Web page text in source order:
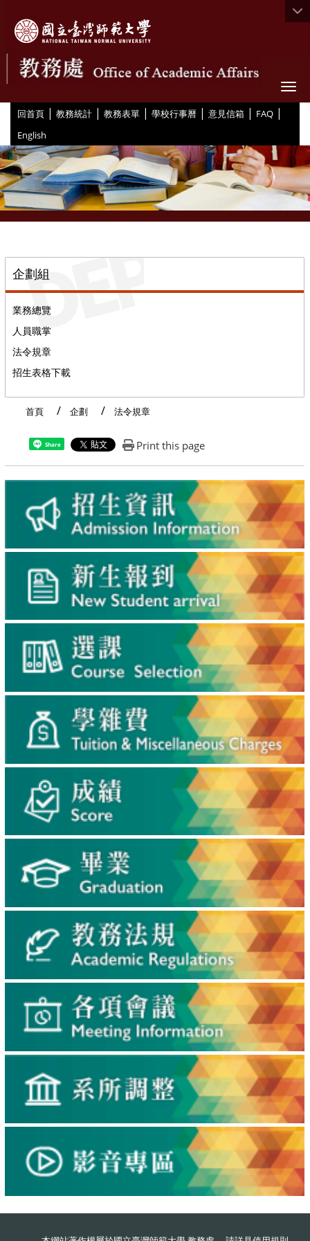
回首頁 | 教務統計 | 教務表單 | 學校行事曆 | 意見信箱 | FAQ |
English
企劃組
業務總覽
人員職掌
法令規章
招生表格下載
首頁 企劃 法令規章
Share Print this page